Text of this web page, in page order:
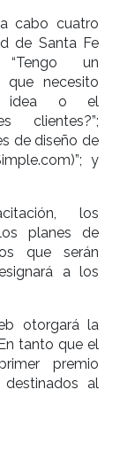
cabo cuatro
de Santa Fe
un
que necesito
idea o el
clientes?”;
de diseño de
y
los
planes de
que serán
a los
otorgará la
tanto que el
premio
al